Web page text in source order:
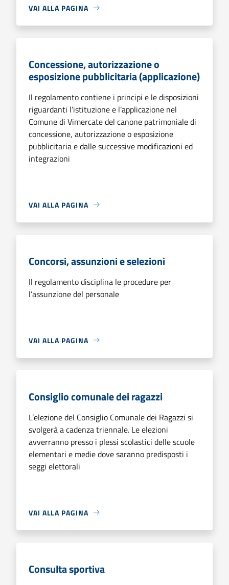
VAI ALLA PAGINA
Concessione, autorizzazione o
esposizione pubblicitaria (applicazione)
Il regolamento contiene i principi e le disposizioni
riguardanti l’istituzione e l’applicazione nel
Comune di Vimercate del canone patrimoniale di
concessione, autorizzazione o esposizione
pubblicitaria e dalle successive modificazioni ed
integrazioni
VAI ALLA PAGINA
Concorsi, assunzioni e selezioni
Il regolamento disciplina le procedure per
l’assunzione del personale
VAI ALLA PAGINA
Consiglio comunale dei ragazzi
L’elezione del Consiglio Comunale dei Ragazzi si
svolgerà a cadenza triennale. Le elezioni
avverranno presso i plessi scolastici delle scuole
elementari e medie dove saranno predisposti i
seggi elettorali
VAI ALLA PAGINA
Consulta sportiva